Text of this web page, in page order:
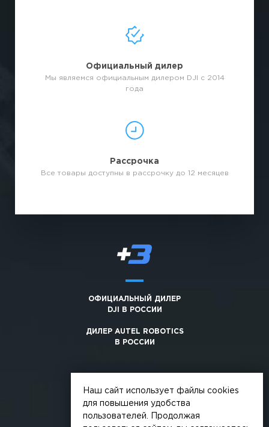
Официальный дилер
Мы являемся официальным дилером DJI с 2014
года
Рассрочка
Все товары доступны в рассрочку до 12 месяцев
ОФИЦИАЛЬНЫЙ ДИЛЕР
DJI В РОССИИ
ДИЛЕР AUTEL ROBOTICS
В РОССИИ
© 2026, +3. Все права защищены
Наш сайт использует файлы cookies
для повышения удобства
пользователей. Продолжая